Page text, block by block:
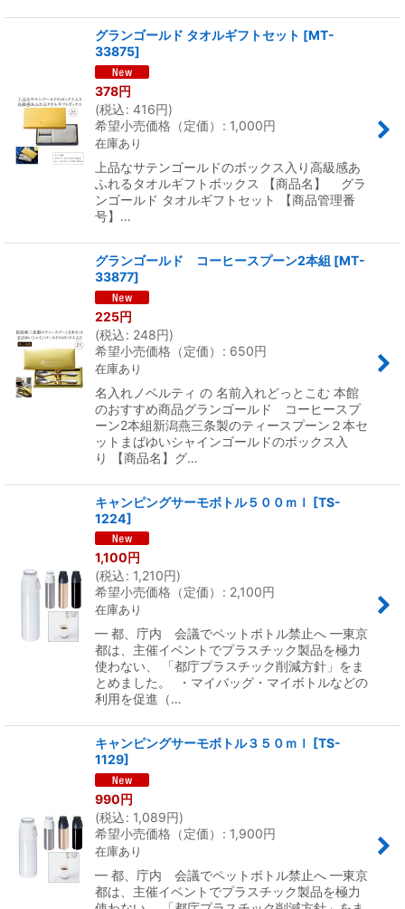
グランゴールド タオルギフトセット [MT-
33875]
378円
(税込: 416円)
希望小売価格（定価）
: 1,000円
在庫あり
上品なサテンゴールドのボックス入り高級感あ
ふれるタオルギフトボックス 【商品名】 グラ
ンゴールド タオルギフトセット 【商品管理番
号】…
グランゴールド コーヒースプーン2本組 [MT-
33877]
225円
(税込: 248円)
希望小売価格（定価）
: 650円
在庫あり
名入れノベルティ の 名前入れどっとこむ 本館
のおすすめ商品グランゴールド コーヒースプ
ーン2本組新潟燕三条製のティースプーン２本セ
ットまばゆいシャインゴールドのボックス入
り 【商品名】グ…
キャンピングサーモボトル５００ｍｌ [TS-
1224]
1,100 円
(税込: 1,210円)
希望小売価格（定価）
: 2,100円
在庫あり
━ 都、庁内 会議でペットボトル禁止へ ━東京
都は、主催イベントでプラスチック製品を極力
使わない、 「都庁プラスチック削減方針」をま
とめました。 ・マイバッグ・マイボトルなどの
利用を促進（…
キャンピングサーモボトル３５０ｍｌ [TS-
1129]
990円
(税込: 1,089円)
希望小売価格（定価）
: 1,900円
在庫あり
━ 都、庁内 会議でペットボトル禁止へ ━東京
都は、主催イベントでプラスチック製品を極力